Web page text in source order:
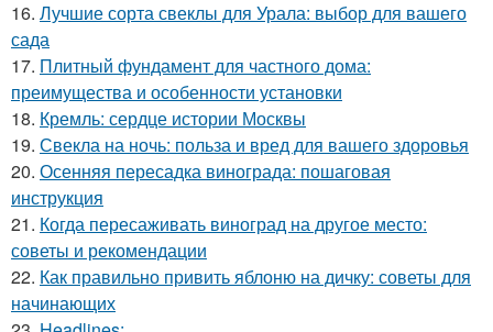
16. Лучшие сорта свеклы для Урала: выбор для вашего
сада
17. Плитный фундамент для частного дома:
преимущества и особенности установки
18. Кремль: сердце истории Москвы
19. Свекла на ночь: польза и вред для вашего здоровья
20. Осенняя пересадка винограда: пошаговая
инструкция
21. Когда пересаживать виноград на другое место:
советы и рекомендации
22. Как правильно привить яблоню на дичку: советы для
начинающих